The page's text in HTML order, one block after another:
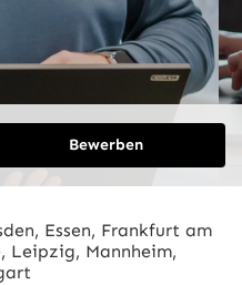
Bewerben
Essen, Frankfurt am
Leipzig, Mannheim,